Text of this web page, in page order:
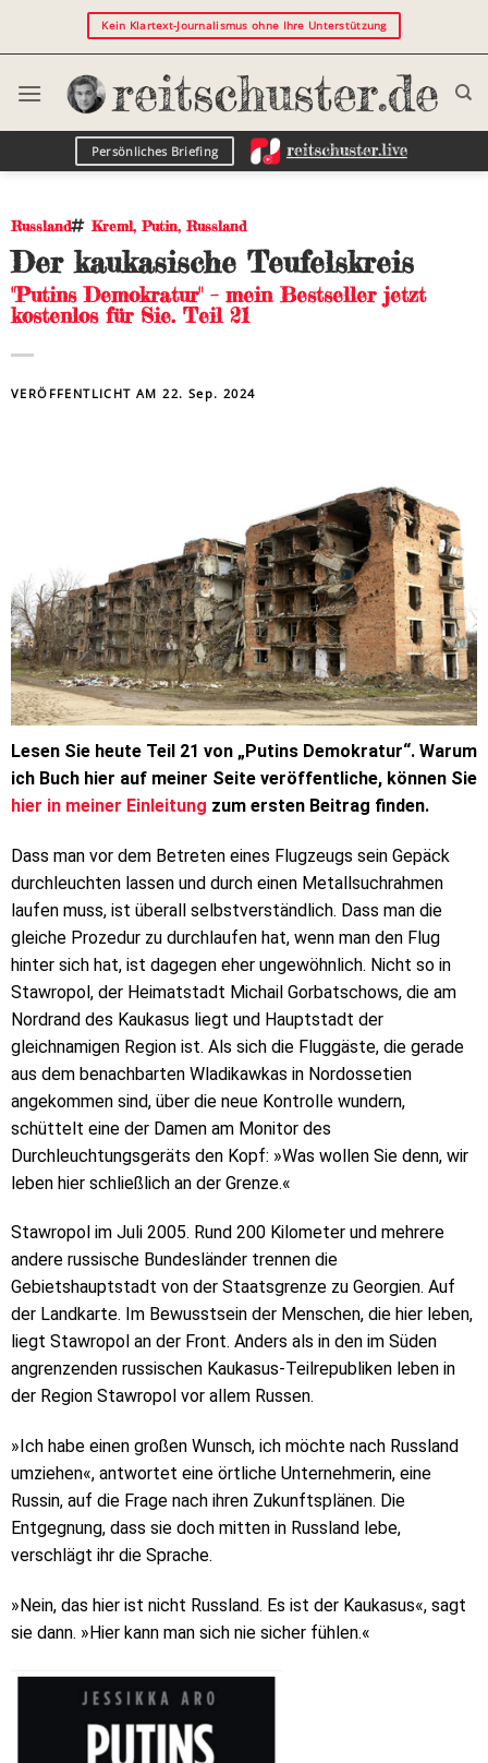
Kein Klartext-Journalismus ohne Ihre Unterstützung
Persönliches Briefing
Russland Kreml,Putin, Russland
Der kaukasische Teufelskreis
"Putins Demokratur" – mein Bestseller jetzt
kostenlos für Sie. Teil 21
VERÖFFENTLICHT AM22. Sep. 2024
Lesen Sie heute Teil 21 von „Putins Demokratur“. Warum
ich Buch hier auf meiner Seite veröffentliche, können Sie
hier in meiner Einleitung zum ersten Beitrag finden.
Dass man vor dem Betreten eines Flugzeugs sein Gepäck
durchleuchten lassen und durch einen Metallsuchrahmen
laufen muss, ist überall selbstverständlich. Dass man die
gleiche Prozedur zu durchlaufen hat, wenn man den Flug
hinter sich hat, ist dagegen eher ungewöhnlich. Nicht so in
Stawropol, der Heimatstadt Michail Gorbatschows, die am
Nordrand des Kaukasus liegt und Hauptstadt der
gleichnamigen Region ist. Als sich die Fluggäste, die gerade
aus dem benachbarten Wladikawkas in Nordossetien
angekommen sind, über die neue Kontrolle wundern,
schüttelt eine der Damen am Monitor des
Durchleuchtungsgeräts den Kopf: »Was wollen Sie denn, wir
leben hier schließlich an der Grenze.«
Stawropol im Juli 2005. Rund 200 Kilometer und mehrere
andere russische Bundesländer trennen die
Gebietshauptstadt von der Staatsgrenze zu Georgien. Auf
der Landkarte. Im Bewusstsein der Menschen, die hier leben,
liegt Stawropol an der Front. Anders als in den im Süden
angrenzenden russischen Kaukasus-Teilrepubliken leben in
der Region Stawropol vor allem Russen.
»Ich habe einen großen Wunsch, ich möchte nach Russland
umziehen«, antwortet eine örtliche Unternehmerin, eine
Russin, auf die Frage nach ihren Zukunftsplänen. Die
Entgegnung, dass sie doch mitten in Russland lebe,
verschlägt ihr die Sprache.
»Nein, das hier ist nicht Russland. Es ist der Kaukasus«, sagt
sie dann. »Hier kann man sich nie sicher fühlen.«